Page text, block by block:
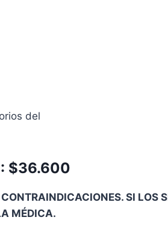
del
: $36.600
SI LOS
MÉDICA.